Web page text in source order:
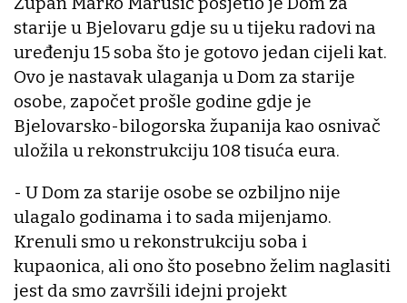
starije u Bjelovaru gdje su u tijeku radovi na
uređenju 15 soba što je gotovo jedan cijeli kat.
Ovo je nastavak ulaganja u Dom za starije
osobe, započet prošle godine gdje je
Bjelovarsko-bilogorska županija kao osnivač
uložila u rekonstrukciju 108 tisuća eura.
- U Dom za starije osobe se ozbiljno nije
ulagalo godinama i to sada mijenjamo.
Krenuli smo u rekonstrukciju soba i
kupaonica, ali ono što posebno želim naglasiti
jest da smo završili idejni projekt